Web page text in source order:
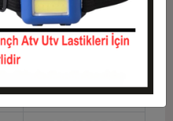
32.760,00 TL
33.320,00 TL
34.160,00 TL